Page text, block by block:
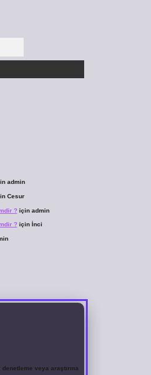
admin
Cesur
?için admin
?için İnci
veya araştırma